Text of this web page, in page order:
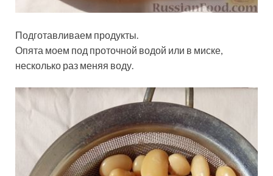
Подготавливаем продукты.
Опята моем под проточной водой или в миске,
несколько раз меняя воду.